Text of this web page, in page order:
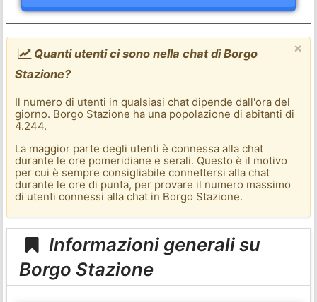
×
Quanti utenti ci sono nella chat di Borgo
Stazione?
Il numero di utenti in qualsiasi chat dipende dall'ora del
giorno. Borgo Stazione ha una popolazione di abitanti di
4.244.
La maggior parte degli utenti è connessa alla chat
durante le ore pomeridiane e serali. Questo è il motivo
per cui è sempre consigliabile connettersi alla chat
durante le ore di punta, per provare il numero massimo
di utenti connessi alla chat in Borgo Stazione.
Informazioni generali su
Borgo Stazione